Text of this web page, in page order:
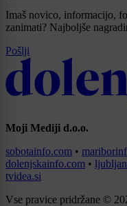
Imaš novico, informacijo,
zanimati? Najboljše
Pošlji
Moji Mediji d.o.o.
sobotainfo.com •
dolenjskainfo.com •
tvidea.si
Vse pravice pridržane ©